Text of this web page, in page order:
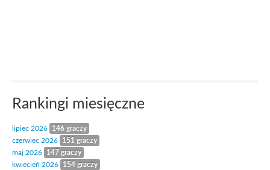
Rankingi miesięczne
lipiec 2026
146 graczy
czerwiec 2026
151 graczy
maj 2026
147 graczy
kwiecień 2026
154 graczy